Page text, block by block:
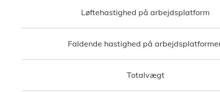
Løftehastighed på arbejdsplatform
Faldende hastighed på
Totalvægt